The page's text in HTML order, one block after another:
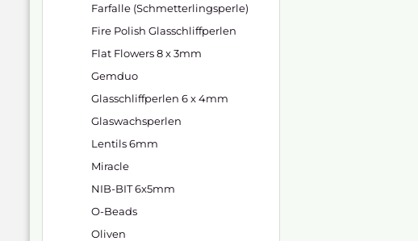
Farfalle (Schmetterlingsperle)
Fire Polish Glasschliffperlen
Flat Flowers 8 x 3mm
Gemduo
Glasschliffperlen 6 x 4mm
Glaswachsperlen
Lentils 6mm
Miracle
NIB-BIT 6x5mm
O-Beads
Oliven